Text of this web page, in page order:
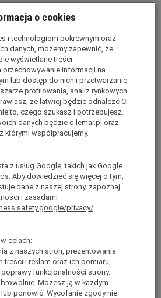
/ Podest RoboczyFiber Tech
Gate LEMAR
posiada szereg unikalnych
posiada duży podest do bezpiecznej
dwie ergonomiczne poręcze.
możliwą formę zabezpieczenia -
uniemożliwiają wypadnięcie podczas
x 47 [cm].
w zawias samoblokujący dla
drabiny:150 kg.
PN-EN-131-7
o cookies
i technologiom pokrewnym oraz
danych, możemy zapewnić, że
wyświetlane treści.
przechowywanie informacji na
lub dostęp do nich i przetwarzanie
profilowania, analiz rynkowych
że łatwiej będzie odnaleźć Ci
to, czego szukasz i potrzebujesz.
danych będzie e-lemar.pl oraz
którymi współpracujemy.
z usług Google, takich jak Google
Aby dowiedzieć się więcej o tym,
dane z naszej strony, zapoznaj
i zasadami
privacy/
celach:
z naszych stron, prezentowania
treści i reklam oraz ich pomiaru,
funkcjonalności strony.
Możesz ją w każdym
ponowić. Wycofanie zgody nie